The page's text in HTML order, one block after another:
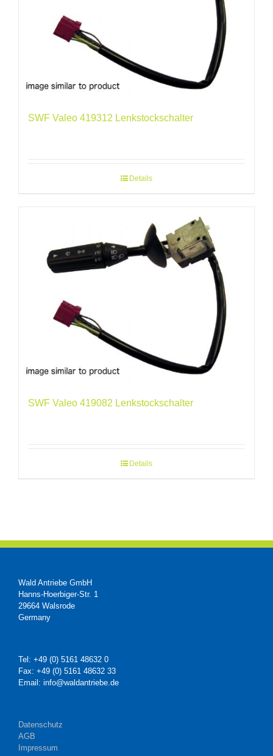
SWF Valeo 419312 Lenkstockschalter
Details
SWF Valeo 419082 Lenkstockschalter
Details
Wald Antriebe GmbH
Hanns-Hoerbiger-Str. 1
29664 Walsrode
Germany
Tel: +49 (0) 5161 48632 0
Fax: +49 (0) 5161 48632 33
Email: info@waldantriebe.de
Datenschutz
AGB
Impressum